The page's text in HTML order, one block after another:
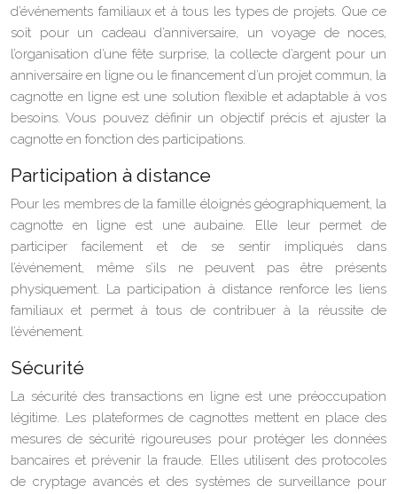
d’événements familiaux et à tous les types de projets. Que ce
soit pour un cadeau d’anniversaire, un voyage de noces,
l’organisation d’une fête surprise, la collecte d’argent pour un
anniversaire en ligne ou le financement d’un projet commun, la
cagnotte en ligne est une solution flexible et adaptable à vos
besoins. Vous pouvez définir un objectif précis et ajuster la
cagnotte en fonction des participations.
Participation à distance
Pour les membres de la famille éloignés géographiquement, la
cagnotte en ligne est une aubaine. Elle leur permet de
participer facilement et de se sentir impliqués dans
l’événement, même s’ils ne peuvent pas être présents
physiquement. La participation à distance renforce les liens
familiaux et permet à tous de contribuer à la réussite de
l’événement.
Sécurité
La sécurité des transactions en ligne est une préoccupation
légitime. Les plateformes de cagnottes mettent en place des
mesures de sécurité rigoureuses pour protéger les données
bancaires et prévenir la fraude. Elles utilisent des protocoles
de cryptage avancés et des systèmes de surveillance pour